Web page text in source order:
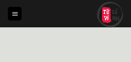
qua
nội